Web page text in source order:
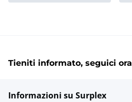
Accessori
Tieniti informato, seguici ora
Informazioni su Surplex